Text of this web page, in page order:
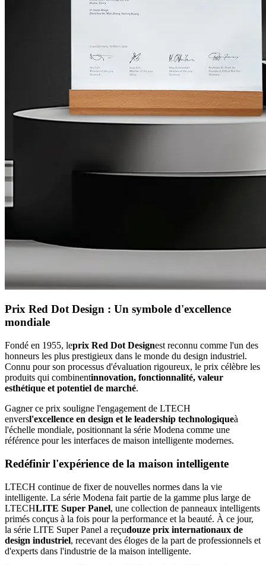
Prix Red Dot Design : Un symbole d'excellence
mondiale
Fondé en 1955, leprix Red Dot Designest reconnu comme l'un des
honneurs les plus prestigieux dans le monde du design industriel.
Connu pour son processus d'évaluation rigoureux, le prix célèbre les
produits qui combinentinnovation, fonctionnalité, valeur
esthétique et potentiel de marché.
Gagner ce prix souligne l'engagement de LTECH
enversl'excellence en design et le leadership technologiqueà
l'échelle mondiale, positionnant la série Modena comme une
référence pour les interfaces de maison intelligente modernes.
Redéfinir l'expérience de la maison intelligente
LTECH continue de fixer de nouvelles normes dans la vie
intelligente. La série Modena fait partie de la gamme plus large de
LTECHLITE Super Panel, une collection de panneaux intelligents
primés conçus à la fois pour la performance et la beauté. À ce jour,
la série LITE Super Panel a reçudouze prix internationaux de
design industriel, recevant des éloges de la part de professionnels et
d'experts dans l'industrie de la maison intelligente.